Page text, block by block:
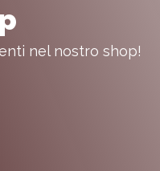
nel nostro shop!